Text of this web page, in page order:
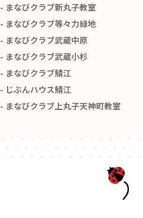
まなびクラブ新丸子教室
まなびクラブ等々力緑地
まなびクラブ武蔵中原
まなびクラブ武蔵小杉
まなびクラブ鯖江
じぶんハウス鯖江
まなびクラブ上丸子天神町教室